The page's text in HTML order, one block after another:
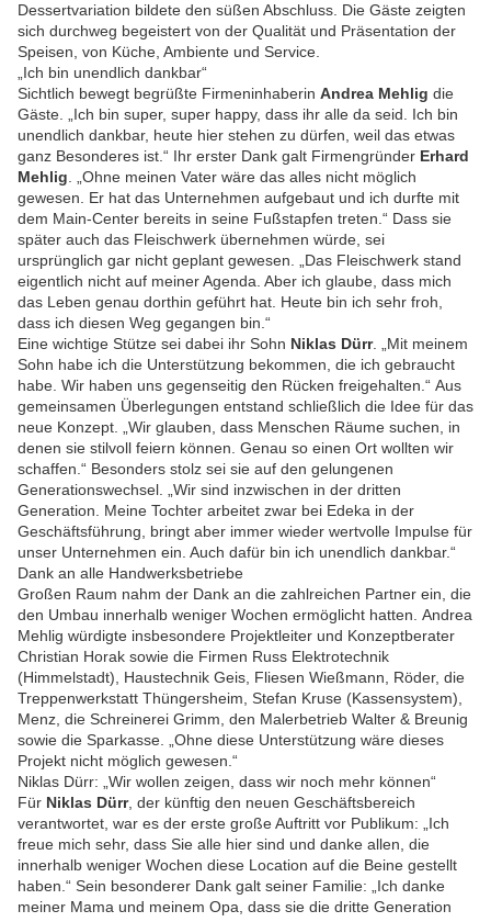
Dessertvariation bildete den süßen Abschluss. Die Gäste zeigten
sich durchweg begeistert von der Qualität und Präsentation der
Speisen, von Küche, Ambiente und Service.
„Ich bin unendlich dankbar“
Sichtlich bewegt begrüßte Firmeninhaberin Andrea Mehlig die
Gäste. „Ich bin super, super happy, dass ihr alle da seid. Ich bin
unendlich dankbar, heute hier stehen zu dürfen, weil das etwas
ganz Besonderes ist.“ Ihr erster Dank galt Firmengründer Erhard
Mehlig . „Ohne meinen Vater wäre das alles nicht möglich
gewesen. Er hat das Unternehmen aufgebaut und ich durfte mit
dem Main-Center bereits in seine Fußstapfen treten.“ Dass sie
später auch das Fleischwerk übernehmen würde, sei
ursprünglich gar nicht geplant gewesen. „Das Fleischwerk stand
eigentlich nicht auf meiner Agenda. Aber ich glaube, dass mich
das Leben genau dorthin geführt hat. Heute bin ich sehr froh,
dass ich diesen Weg gegangen bin.“
Eine wichtige Stütze sei dabei ihr Sohn Niklas Dürr. „Mit meinem
Sohn habe ich die Unterstützung bekommen, die ich gebraucht
habe. Wir haben uns gegenseitig den Rücken freigehalten.“ Aus
gemeinsamen Überlegungen entstand schließlich die Idee für das
neue Konzept. „Wir glauben, dass Menschen Räume suchen, in
denen sie stilvoll feiern können. Genau so einen Ort wollten wir
schaffen.“ Besonders stolz sei sie auf den gelungenen
Generationswechsel. „Wir sind inzwischen in der dritten
Generation. Meine Tochter arbeitet zwar bei Edeka in der
Geschäftsführung, bringt aber immer wieder wertvolle Impulse für
unser Unternehmen ein. Auch dafür bin ich unendlich dankbar.“
Dank an alle Handwerksbetriebe
Großen Raum nahm der Dank an die zahlreichen Partner ein, die
den Umbau innerhalb weniger Wochen ermöglicht hatten. Andrea
Mehlig würdigte insbesondere Projektleiter und Konzeptberater
Christian Horak sowie die Firmen Russ Elektrotechnik
(Himmelstadt), Haustechnik Geis, Fliesen Wießmann, Röder, die
Treppenwerkstatt Thüngersheim, Stefan Kruse (Kassensystem),
Menz, die Schreinerei Grimm, den Malerbetrieb Walter & Breunig
sowie die Sparkasse. „Ohne diese Unterstützung wäre dieses
Projekt nicht möglich gewesen.“
Niklas Dürr: „Wir wollen zeigen, dass wir noch mehr können“
Für Niklas Dürr, der künftig den neuen Geschäftsbereich
verantwortet, war es der erste große Auftritt vor Publikum: „Ich
freue mich sehr, dass Sie alle hier sind und danke allen, die
innerhalb weniger Wochen diese Location auf die Beine gestellt
haben.“ Sein besonderer Dank galt seiner Familie: „Ich danke
meiner Mama und meinem Opa, dass sie die dritte Generation